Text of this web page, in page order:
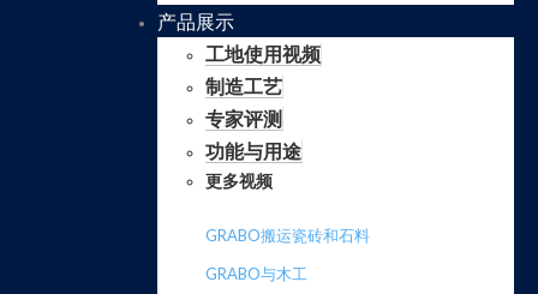
产品展示
工地使用视频
制造工艺
专家评测
功能与用途
更多视频
GRABO搬运瓷砖和石料
GRABO与木工